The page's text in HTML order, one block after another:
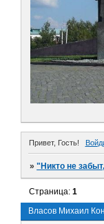
Привет, Гость!
»"Никто не
Власов Михаил
Страница:1